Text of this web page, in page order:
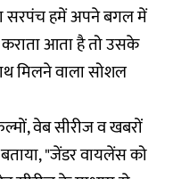
सरपंच हमें अपने बगल में
कराता आता है तो उसके
मिलने वाला सोशल
वेब सीरीज व खबरों
बताया, "जेंडर वायलेंस को